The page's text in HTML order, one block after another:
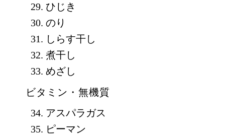
ひじき
のり
しらす干し
煮干し
めざし
ビタミン・無機質
アスパラガス
ピーマン